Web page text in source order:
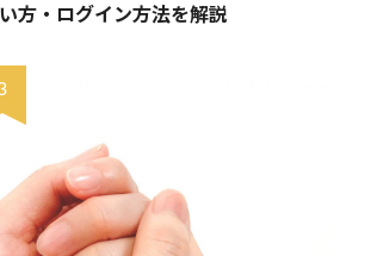
方・ログイン方法を解説